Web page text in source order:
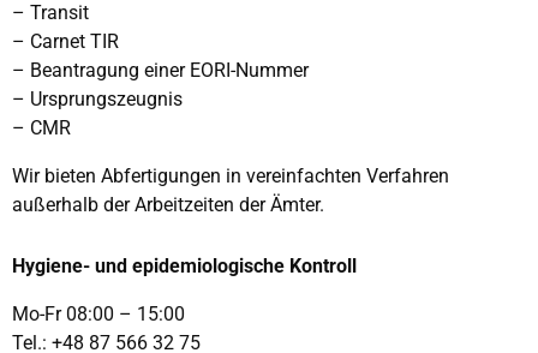
– Transit
– Carnet TIR
– Beantragung einer EORI-Nummer
– Ursprungszeugnis
– CMR
Wir bieten Abfertigungen in vereinfachten Verfahren
außerhalb der Arbeitzeiten der Ämter.
Hygiene- und epidemiologische Kontroll
Mo-Fr 08:00 – 15:00
Tel.: +48 87 566 32 75